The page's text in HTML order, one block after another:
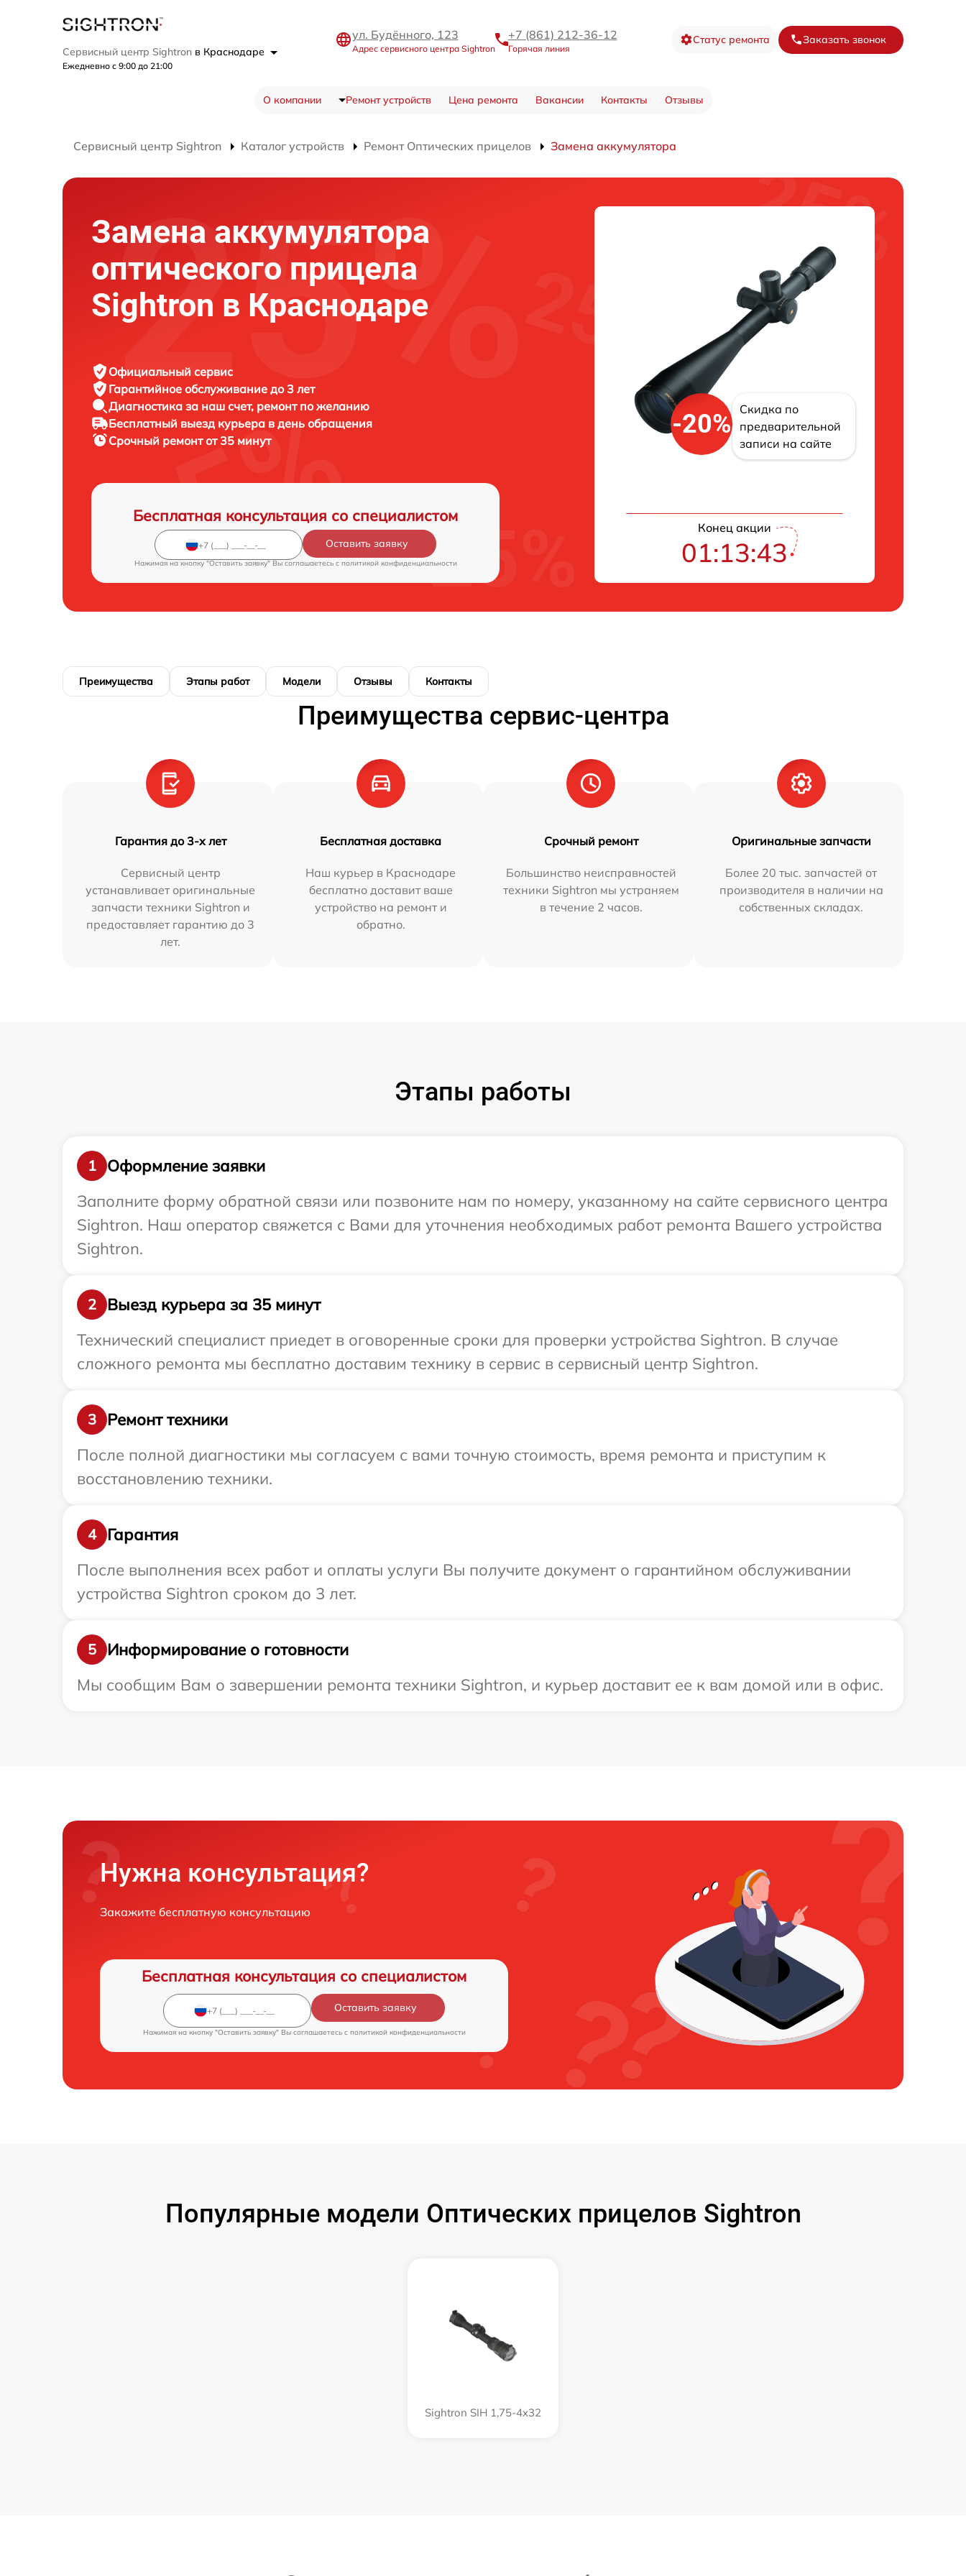
Сервисный центр Sightron в Краснодаре
Ежедневно с 9:00 до 21:00
ул. Будённого, 123
Адрес сервисного центра Sightron
+7 (861) 212-36-12
Горячая линия
Статус ремонта Заказать звонок
О компании Ремонт устройств Цена ремонта Вакансии Контакты Отзывы
Сервисный центр Sightron Каталог устройств Ремонт Оптических прицелов Замена аккумулятора
Замена аккумулятора
оптического прицела
Sightron в Краснодаре
Официальный сервис
Гарантийное обслуживание до 3 лет
Диагностика за наш счет, ремонт по желанию
Бесплатный выезд курьера в день обращения
Срочный ремонтот 35 минут
Бесплатная консультация со специалистом
Оставить заявку
Нажимая на кнопку "Оставить заявку" Вы соглашаетесь c политикой конфиденциальности
-20%
Скидка по
предварительной
записи на сайте
Конец акции
01:13:42
Преимущества Этапы работ Модели Отзывы Контакты
Преимущества сервис-центра
Гарантия до 3-х лет
Сервисный центр
устанавливает оригинальные
запчасти техники Sightron и
предоставляет гарантию до 3
лет.
Бесплатная доставка
Наш курьер в Краснодаре
бесплатно доставит ваше
устройство на ремонт и
обратно.
Срочный ремонт
Большинство неисправностей
техники Sightron мы устраняем
в течение 2 часов.
Оригинальные запчасти
Более 20 тыс. запчастей от
производителя в наличии на
собственных складах.
Этапы работы
1
Оформление заявки
Заполните форму обратной связи или позвоните нам по номеру, указанному на сайте сервисного центра
Sightron. Наш оператор свяжется с Вами для уточнения необходимых работ ремонта Вашего устройства
Sightron.
2
Выезд курьера за 35 минут
Технический специалист приедет в оговоренные сроки для проверки устройства Sightron. В случае
сложного ремонта мы бесплатно доставим технику в сервис в сервисный центр Sightron.
3
Ремонт техники
После полной диагностики мы согласуем с вами точную стоимость, время ремонта и приступим к
восстановлению техники.
4
Гарантия
После выполнения всех работ и оплаты услуги Вы получите документ о гарантийном обслуживании
устройства Sightron сроком до 3 лет.
5
Информирование о готовности
Мы сообщим Вам о завершении ремонта техники Sightron, и курьер доставит ее к вам домой или в офис.
Нужна консультация?
Закажите бесплатную консультацию
Бесплатная консультация со специалистом
Оставить заявку
Нажимая на кнопку "Оставить заявку" Вы соглашаетесь c политикой конфиденциальности
Популярные модели Оптических прицелов Sightron
Sightron SIH 1,75-4x32